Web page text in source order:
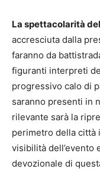
La spettacolarità
accresciuta dalla
faranno da
figuranti interpreti
progressivo calo di
saranno presenti in
rilevante sarà la
perimetro della città
visibilità
devozionale di